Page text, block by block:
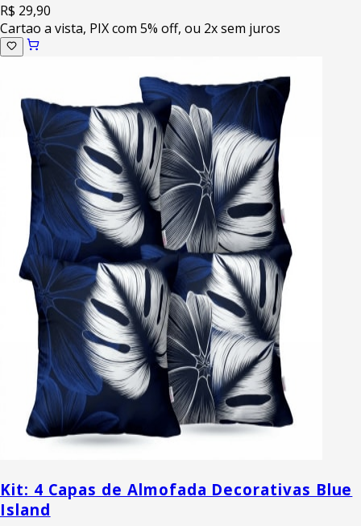
R$ 29,90
Cartao a vista, PIX com 5% off, ou 2x sem juros
Kit: 4 Capas de Almofada Decorativas Blue
Island